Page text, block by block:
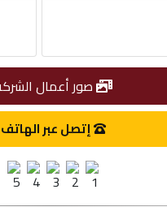
صور أعمال
إتصل عبر الهاتف